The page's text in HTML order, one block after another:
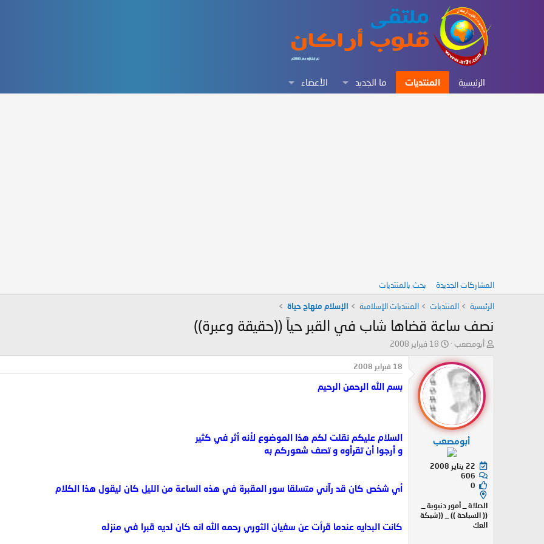
الرئيسية المنتديات ما الجديد الأعضاء
المشاركات الجديدة بحث بالمنتديات
الرئيسية المنتديات المنتديات الإسلامية الإسلام منهاج حياة
نصف ساعة قضاها شاب في القبر حياً ((حقيقة وعبرة))
ب
ئ
ا
ل
م
و
أبومصعب
ت
ر
خ
ب
د
ء
18 فبراير 2008
أبومصعب
22 يناير 2008
606
0
الصلاة _ أمور دنيوية _
(( السباحة )) _ ((شبكة
العك
18 فبراير 2008
بسم الله الرحمن الرحيم
السلام عليكم نقلت لكم هذا الموضوع لأنه أثر في كثير
و أرجوا أن تقرأوه و تصف شعوركم به
أي شخص كان قد رآني متسلقا سور المقبرة في هذه الساعة من الليل كان ليقول هذا الكلام
كانت البدايه عندما قرأت عن سفيان الثوري رحمه الله انه كان لديه قبرا في منزله